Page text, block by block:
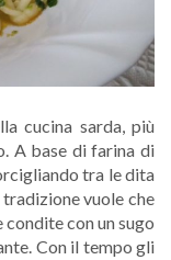
cucina sarda, più
A base di farina di
tra le dita
vuole che
con un sugo
Con il tempo gli